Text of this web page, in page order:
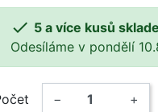
 5 a více kusů
Odesíláme v pondělí
− +